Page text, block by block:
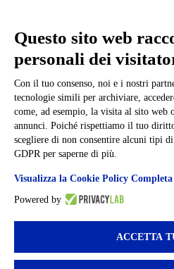
Ufficio Relazioni con il
Dichiarazione di accessibilità
Obiettivi di accessibilità
Gestione consensi cookie
Amministrazione trasparente
Pagina visualizzata
526 volte
Sezione Copyright
Copyright 2026 | Engineered and
Parma S.p.A. | Divisione Publishing
Questo sito web
personali dei
Con il tuo consenso, noi e i nostri
tecnologie simili per archiviare,
come, ad esempio, la visita al sito web
annunci. Poiché rispettiamo il tuo
scegliere di non consentire alcuni tipi
GDPR per saperne di più.
Visualizza la Cookie Policy Completa
Powered by
ACCETTA